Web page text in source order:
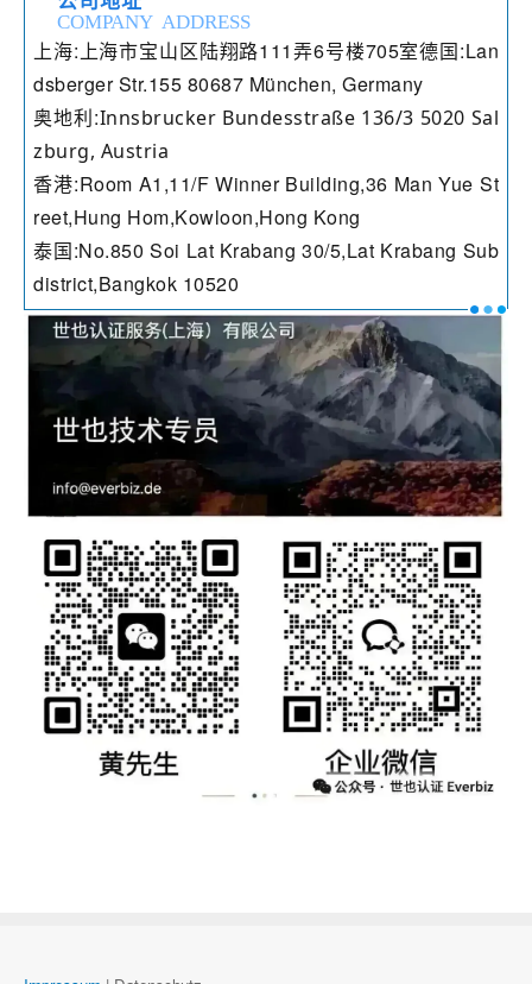
COMPANY ADDRESS
上海:上海市宝山区陆翔路111弄6号楼705室德国:Lan
dsberger Str.155 80687 München, Germany
奥地利:Innsbrucker Bundesstraße 136/3 5020 Sal
zburg, Austria
香港:Room A1,11/F Winner Building,36 Man Yue St
reet,Hung Hom,Kowloon,Hong Kong
泰国:No.850 Soi Lat Krabang 30/5,Lat Krabang Sub
district,Bangkok 10520